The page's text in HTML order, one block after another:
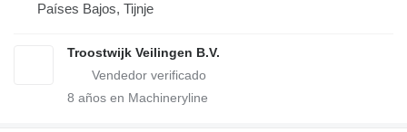
Países Bajos, Tijnje
Troostwijk Veilingen B.V.
8 años en Machineryline